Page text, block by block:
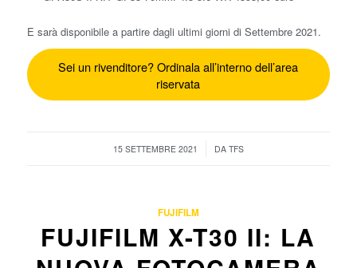
E sarà disponibile a partire dagli ultimi giorni di Settembre 2021.
Sei un rivenditore? Ordinala all’interno dell’area
riservata
15 SETTEMBRE 2021
/ DA TFS
FUJIFILM
FUJIFILM X-T30 II: LA